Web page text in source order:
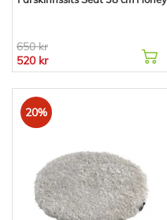
650 kr
520 kr
20%